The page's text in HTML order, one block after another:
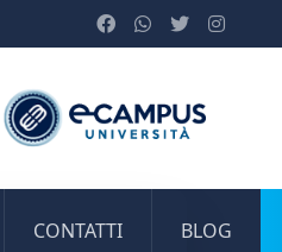
CONTATTI BLOG